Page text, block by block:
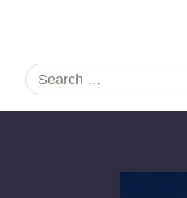
Search
for: